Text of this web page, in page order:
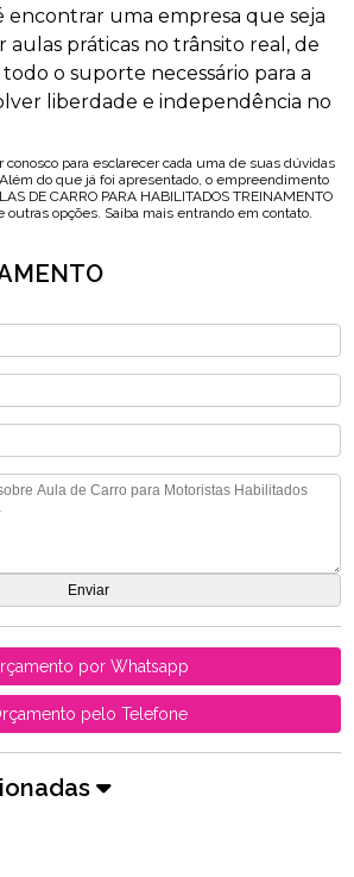
encontrar uma empresa que seja
aulas práticas no trânsito real, de
o suporte necessário para a
liberdade e independência no
conosco para esclarecer cada uma de suas dúvidas
do que já foi apresentado, o empreendimento
DE CARRO PARA HABILITADOS TREINAMENTO
outras opções. Saiba mais entrando em contato.
por Whatsapp
pelo Telefone